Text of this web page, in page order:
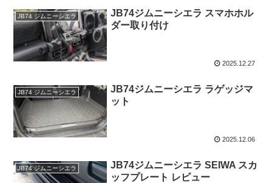
JB74 ジムニーシエラ
JB74ジムニーシエラ スマホホル
ダー取り付け
2025.12.27
JB74 ジムニーシエラ
JB74ジムニーシエラ ラゲッジマ
ット
2025.12.06
JB74 ジムニーシエラ
JB74ジムニーシエラ SEIWA スカ
ッフプレート レビュー